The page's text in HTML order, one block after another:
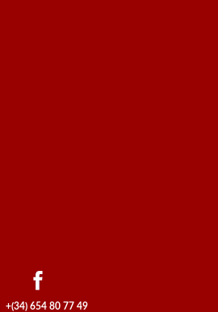
+(34) 654 80 77 49